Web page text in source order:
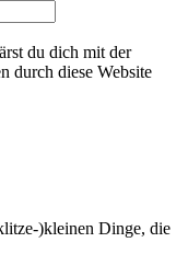
du dich mit der
durch diese Website
)kleinen Dinge, die